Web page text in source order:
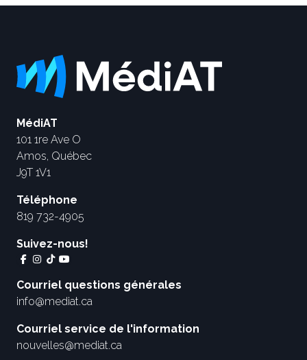
MédiAT
101 1re Ave O
Amos, Québec
J9T 1V1
Téléphone
819 732-4905
Suivez-nous!
Courriel questions générales
info@mediat.ca
Courriel service de l'information
nouvelles@mediat.ca